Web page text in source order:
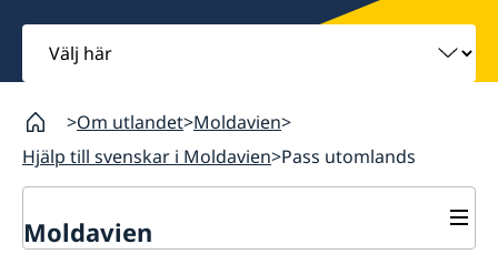
Välj
här
Om utlandet Moldavien
Hjälp till svenskar i Moldavien Pass utomlands
Moldavien